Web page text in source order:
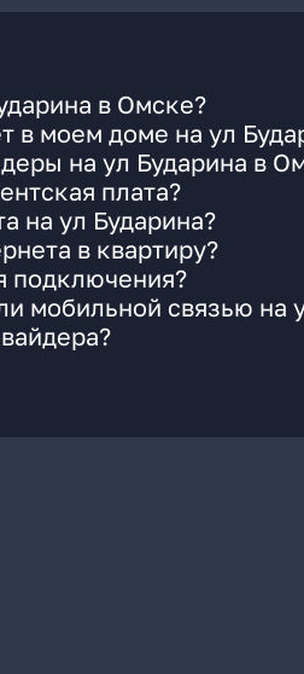
в Омске?
в моем доме на ул
на ул Бударина в
плата?
на ул Бударина?
в квартиру?
подключения?
мобильной связью на